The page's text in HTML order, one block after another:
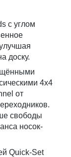
с углом
доску.
4х4
от
свободы
носок-
Quick-Set